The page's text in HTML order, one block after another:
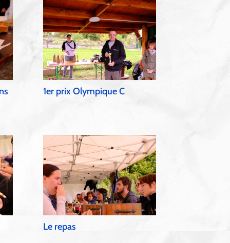
1er prix Olympique C
Le repas